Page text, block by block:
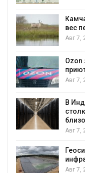
северные олени
осенней
2026
запустит сбор помощи
Нижнего
2026
проект дата-центра
с протестами
заповедника
2026
на полигоне:
обращения